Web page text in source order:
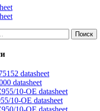
datasheet
datasheet
10-OE datasheet
10-OE datasheet